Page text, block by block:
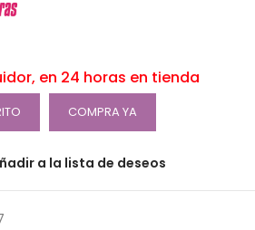
en 24 horas en tienda
COMPRA YA
a la lista de deseos